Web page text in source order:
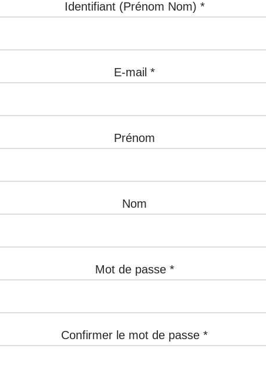
Identifiant (Prénom Nom) *
E-mail *
Prénom
Nom
Mot de passe *
Confirmer le mot de passe *